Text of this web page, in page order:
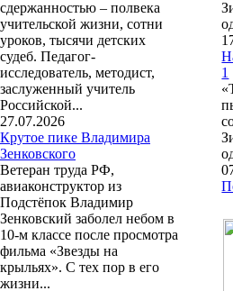
сдержанностью – полвека
учительской жизни, сотни
уроков, тысячи детских
судеб. Педагог-
исследователь, методист,
заслуженный учитель
Российской...
27.07.2026
Крутое пике Владимира
Зенковского
Ветеран труда РФ,
авиаконструктор из
Подстёпок Владимир
Зенковский заболел небом в
10-м классе после просмотра
фильма «Звезды на
крыльях». С тех пор в его
жизни...
1